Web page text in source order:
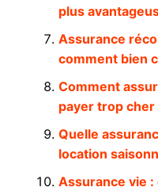
plus
Assurance
comment bien
Comment
payer trop cher
Quelle
location
Assurance vie